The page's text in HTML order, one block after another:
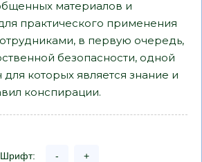
материалов и
практического применения
в первую очередь,
безопасности, одной
для которых является знание и
конспирации.
Шрифт: - +